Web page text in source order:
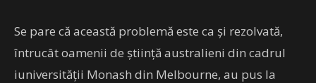
Se pare că această problemă este ca și rezolvată,
întrucât oamenii de știință australieni din cadrul
iuniversității Monash din Melbourne, au pus la